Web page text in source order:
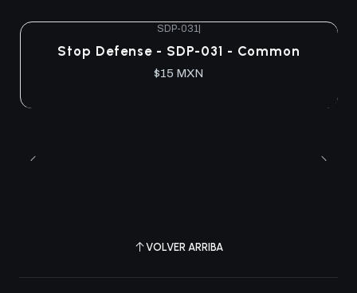
SDP-031|
Stop Defense - SDP-031 - Common
$15 MXN
VOLVER ARRIBA